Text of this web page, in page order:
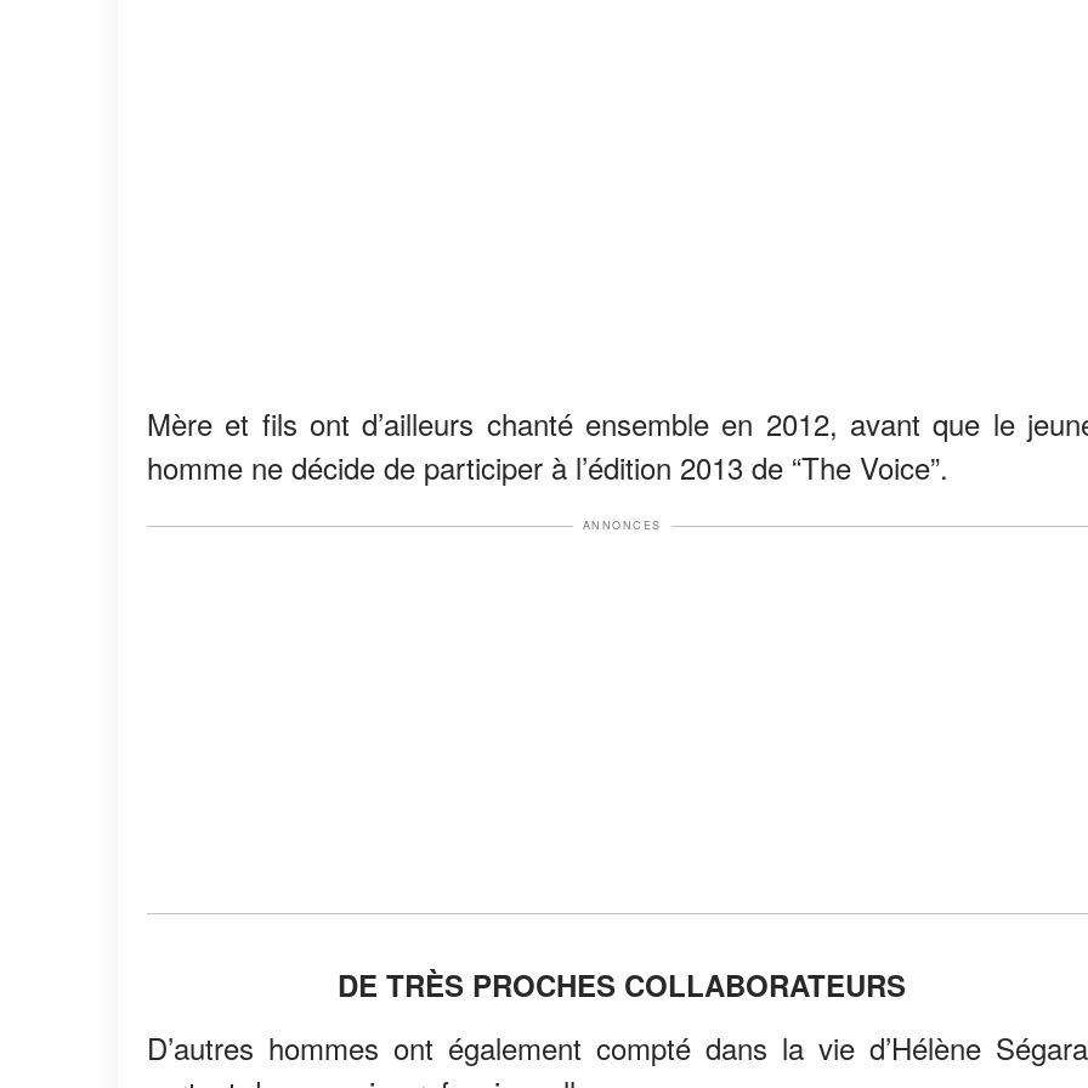
Mère et fils ont d’ailleurs chanté ensemble en 2012, avant que le
homme ne décide de participer à l’édition 2013 de “The Voice”.
ANNONCES
DE TRÈS PROCHES COLLABORATEURS
D’autres hommes ont également compté dans la vie d’Hélène